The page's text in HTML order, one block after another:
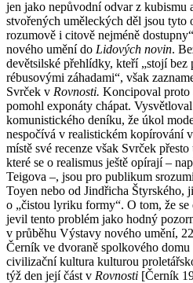
jen jako nepůvodní odvar z kubismu
stvořených uměleckých děl jsou tyto
rozumově i citově nejméně
nového umění do Lidových novin.
devětsilské přehlídky, kteří „stojí
rébusovými záhadami“, však
Svrček v Rovnosti. Koncipoval proto
pomohl exponáty chápat.
komunistického deníku, že úkol
nespočívá v realistickém kopírování
místě své recenze však Svrček
které se o realismus ještě opírají –
Teigova –, jsou pro publikum
Toyen nebo od Jindřicha Štyrského,
o „čistou lyriku formy“. O tom, že
jevil tento problém jako hodný
v průběhu Výstavy nového umění,
Černík ve dvoraně spolkového domu
civilizační kultura kulturou
týž den její část v Rovnosti [Černík